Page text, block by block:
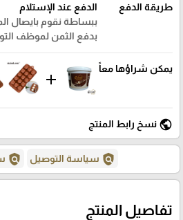
طريقة الدفع
الدفع عند الإستلام
ببساطة نقوم بايصال
بدفع الثمن لموظف
يمكن شراؤها معاً
add
public نسخ رابط المنتج
policy سياسة التوصيل policy
تفاصيل المنتج